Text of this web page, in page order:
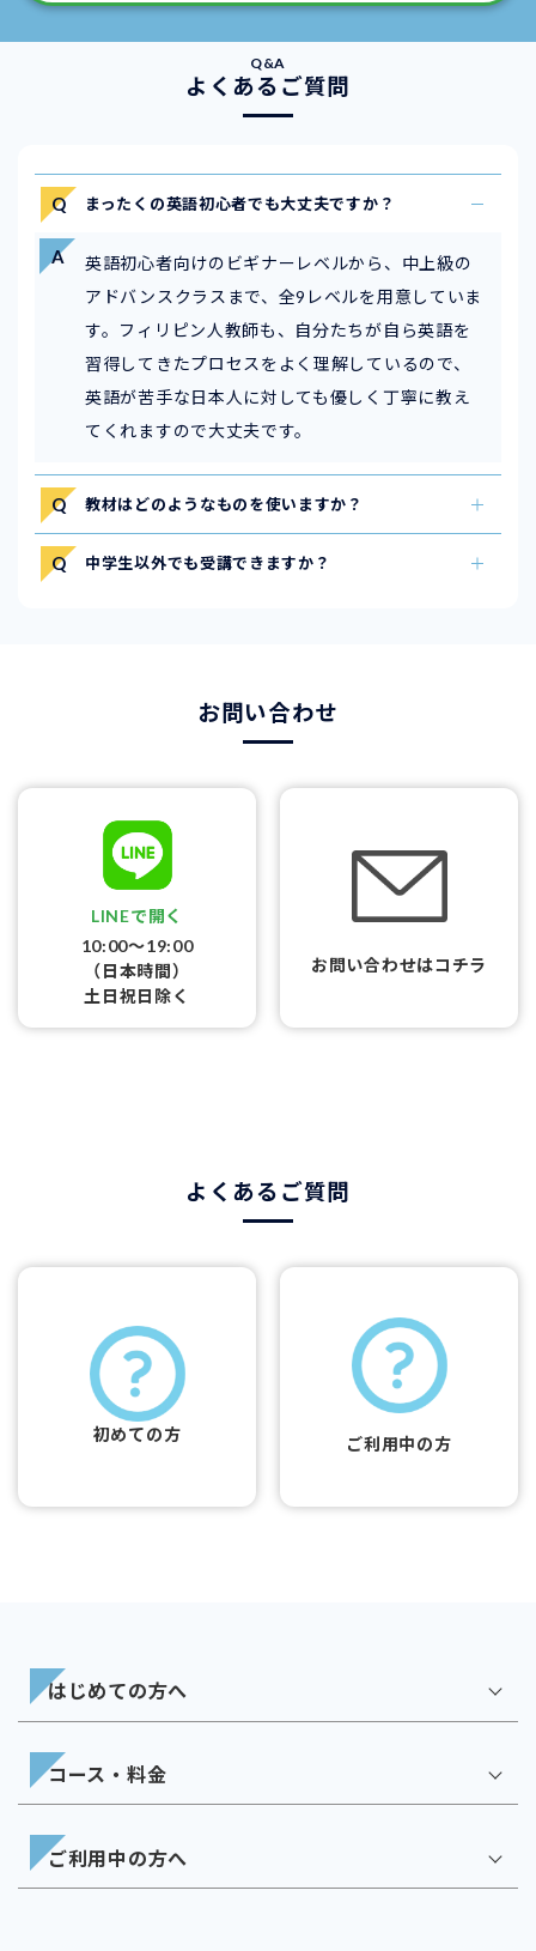
よくあるご質問
まったくの英語初心者でも大丈夫ですか？
英語初心者向けのビギナーレベルから、中上級の
アドバンスクラスまで、全9レベルを用意していま
す。フィリピン人教師も、自分たちが自ら英語を
習得してきたプロセスをよく理解しているので、
英語が苦手な日本人に対しても優しく丁寧に教え
てくれますので大丈夫です。
教材はどのようなものを使いますか？
中学生以外でも受講できますか？
お問い合わせ
LINEで開く
10:00〜19:00
（日本時間）
土日祝日除く
お問い合わせはコチラ
よくあるご質問
初めての方 ご利用中の方
はじめての方へ
コース・料金
ご利用中の方へ